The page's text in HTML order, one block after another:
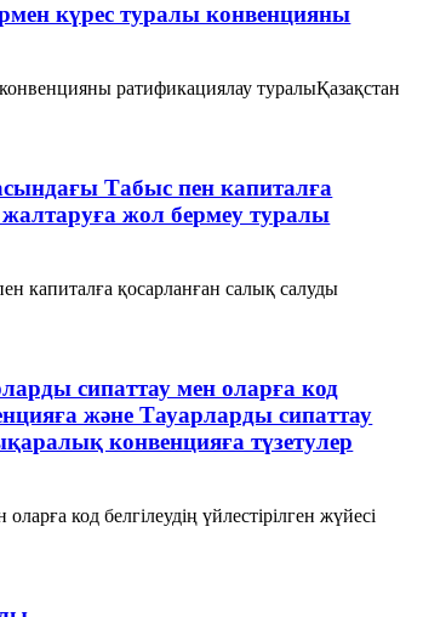
күрес туралы конвенцияны
ратификациялау туралыҚазақстан
Табыс пен капиталға
жол бермеу туралы
капиталға қосарланған салық салуды
сипаттау мен оларға код
және Тауарларды сипаттау
конвенцияға түзетулер
код белгілеудің үйлестірілген жүйесі